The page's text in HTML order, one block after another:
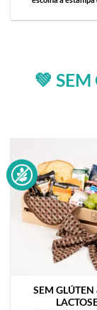
💚 SEM
SEM GLÚTEN